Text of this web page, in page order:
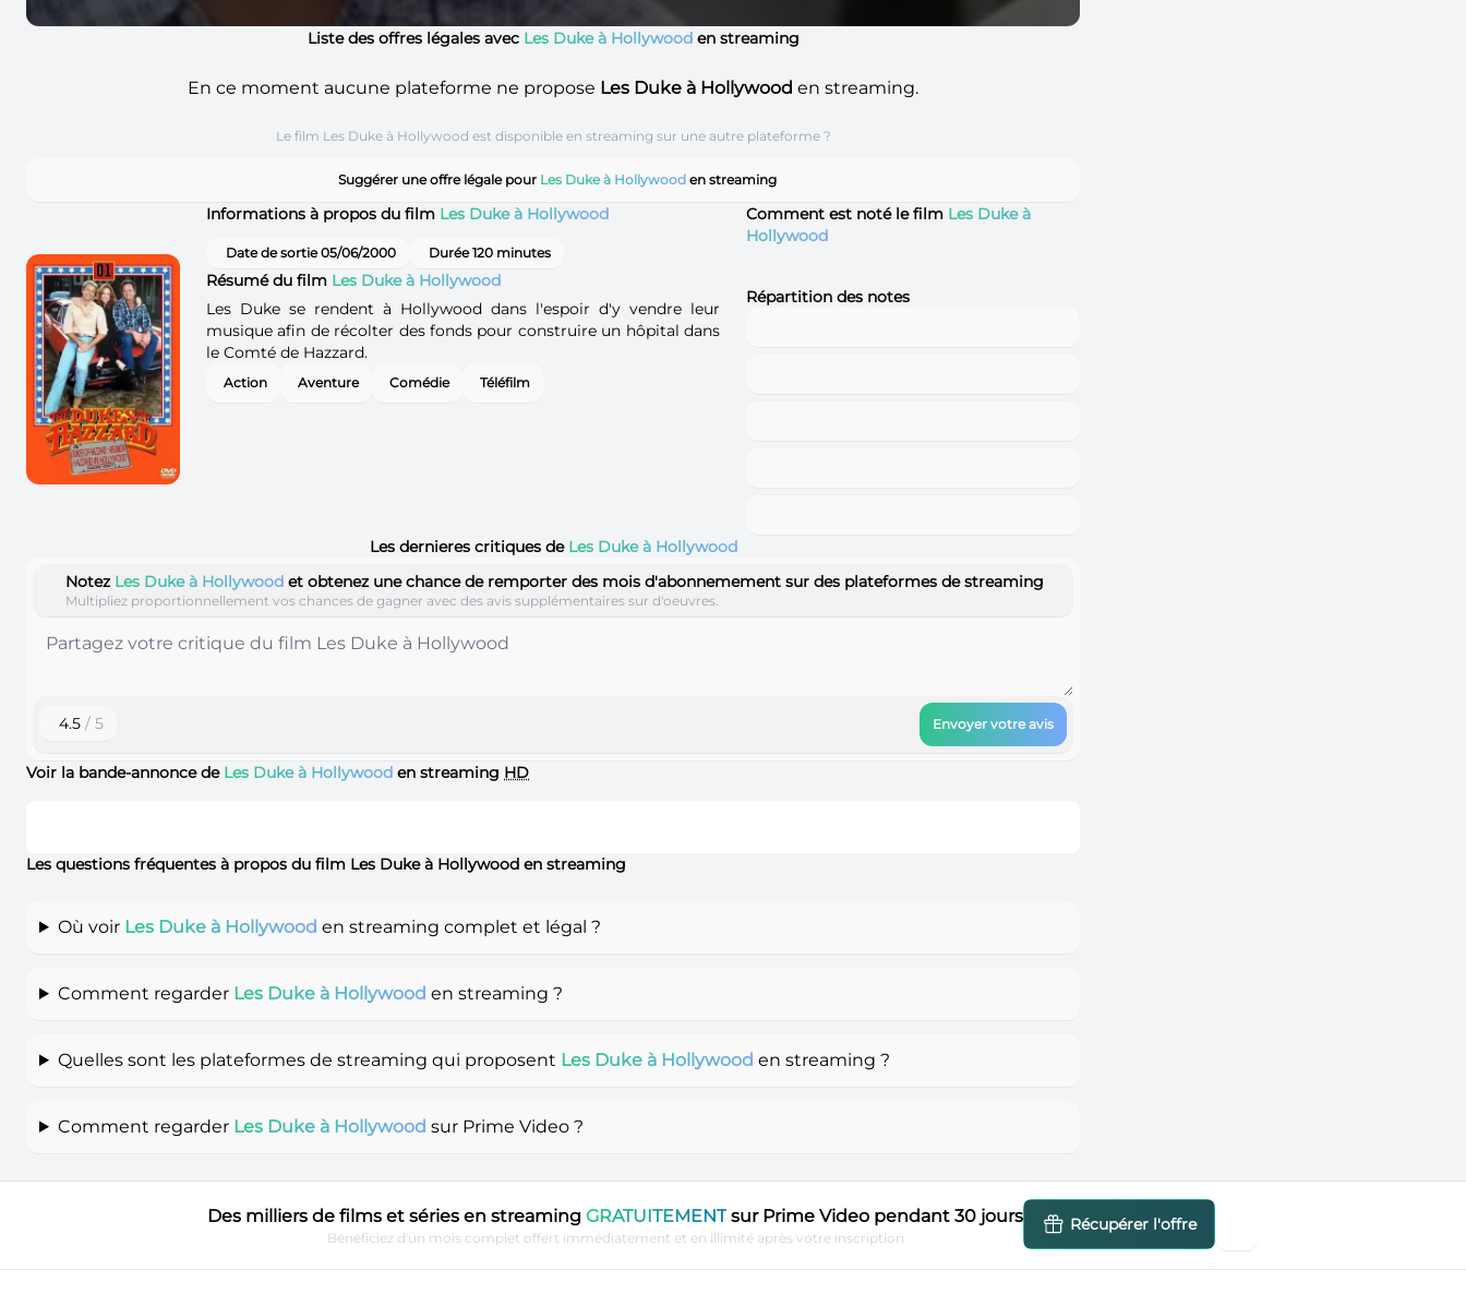
Liste des offres légales avec Les Duke à Hollywooden streaming
En ce moment aucune plateforme ne propose Les Duke à Hollywood en streaming.
Le film Les Duke à Hollywood est disponible en streaming sur une autre plateforme ?
Suggérer une offre légale pour Les Duke à Hollywood en streaming
Informations à propos du film Les Duke à Hollywood
Date de sortie 05/06/2000 Durée 120 minutes
Résumé du film Les Duke à Hollywood
Les Duke se rendent à Hollywood dans l'espoir d'y vendre leur
musique afin de récolter des fonds pour construire un hôpital dans
le Comté de Hazzard.
Action Aventure Comédie Téléfilm
Comment est noté le film Les Duke à
Hollywood
Répartition des notes
Les dernieres critiques de Les Duke à Hollywood
Notez Les Duke à Hollywood et obtenez une chance de remporter des mois d'abonnemement sur des plateformes de streaming
Multipliez proportionnellement vos chances de gagner avec des avis supplémentaires sur d'oeuvres.
4.5 / 5 Envoyer votre avis
Voir la bande-annonce de Les Duke à Hollywood en streaming HD
Les questions fréquentes à propos du film Les Duke à Hollywood en streaming
Où voir Les Duke à Hollywood en streaming complet et légal ?
Comment regarder Les Duke à Hollywood en streaming ?
Quelles sont les plateformes de streaming qui proposent Les Duke à Hollywood en streaming ?
Comment regarder Les Duke à Hollywood sur Prime Video ?
Des milliers de films et séries en streamingGRATUITEMENT sur Prime Video pendant 30 jours
Bénéficiez d'un mois complet offert immédiatement et en illimité après votre inscription
Récupérer l'offre